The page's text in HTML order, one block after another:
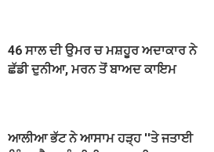
46 ਸਾਲ ਦੀ ਉਮਰ ਚ ਮਸ਼ਹੂਰ ਅਦਾਕਾਰ ਨੇ
ਛੱਡੀ ਦੁਨੀਆ, ਮਰਨ ਤੋਂ ਬਾਅਦ ਕਾਇਮ
ਆਲੀਆ ਭੱਟ ਨੇ ਆਸਾਮ ਹੜ੍ਹ ''ਤੇ ਜਤਾਈ